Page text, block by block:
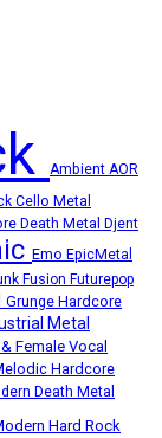
Ambient AOR
Cello Metal
Death Metal
Djent
Emo EpicMetal
Fusion Futurepop
Grunge Hardcore
Metal
Female Vocal
Hardcore
Death Metal
Hard Rock